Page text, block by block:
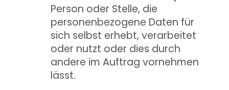
Person oder Stelle, die
personenbezogene Daten für
sich selbst erhebt, verarbeitet
oder nutzt oder dies durch
andere im Auftrag vornehmen
lässt.